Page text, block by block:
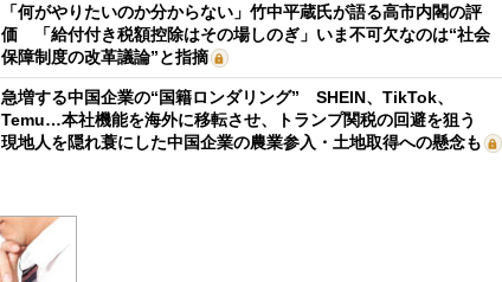
「何がやりたいのか分からない」竹中平蔵氏が語る高市内閣の評
価 「給付付き税額控除はその場しのぎ」いま不可欠なのは“社会
保障制度の改革議論”と指摘
急増する中国企業の“国籍ロンダリング” SHEIN、TikTok、
Temu…本社機能を海外に移転させ、トランプ関税の回避を狙う
現地人を隠れ蓑にした中国企業の農業参入・土地取得への懸念も